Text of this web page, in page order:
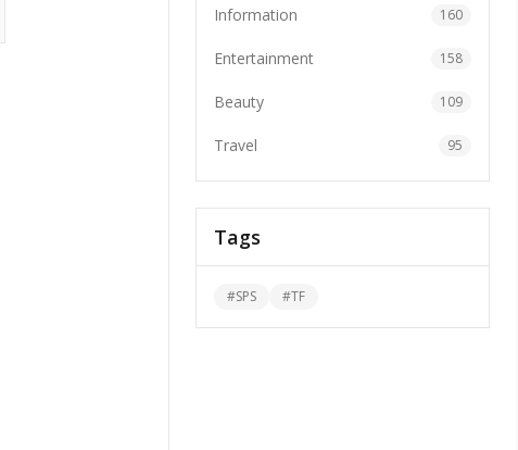
Information 160
Entertainment 158
Beauty 109
Travel 95
Tags
#SPS #TF